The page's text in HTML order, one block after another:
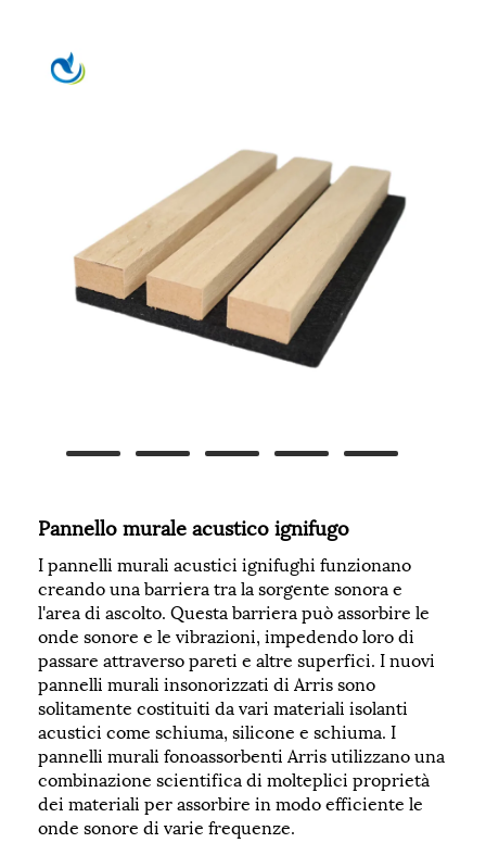
Pannello murale acustico ignifugo
I pannelli murali acustici ignifughi funzionano
creando una barriera tra la sorgente sonora e
l'area di ascolto. Questa barriera può assorbire le
onde sonore e le vibrazioni, impedendo loro di
passare attraverso pareti e altre superfici. I nuovi
pannelli murali insonorizzati di Arris sono
solitamente costituiti da vari materiali isolanti
acustici come schiuma, silicone e schiuma. I
pannelli murali fonoassorbenti Arris utilizzano una
combinazione scientifica di molteplici proprietà
dei materiali per assorbire in modo efficiente le
onde sonore di varie frequenze.